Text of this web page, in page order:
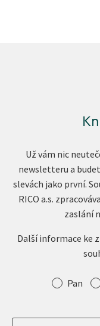
Už vám nic
newsletteru a
slevách jako první.
RICO a.s.
zaslání
Další informace ke
Oslovení Pan